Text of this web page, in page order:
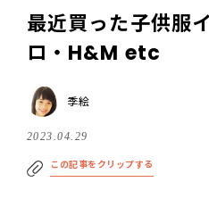
最近買った子供服
ロ・H&M etc
季絵
2023.04.29
この記事をクリップする